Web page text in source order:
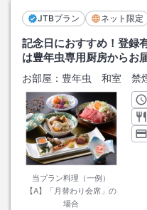
JTBプラン ネット限定
記念日におすすめ！登録
は豊年虫専用厨房からお
お部屋： 豊年虫 和室 禁
当プラン料理（一例）
【A】「月替わり会席」の
場合